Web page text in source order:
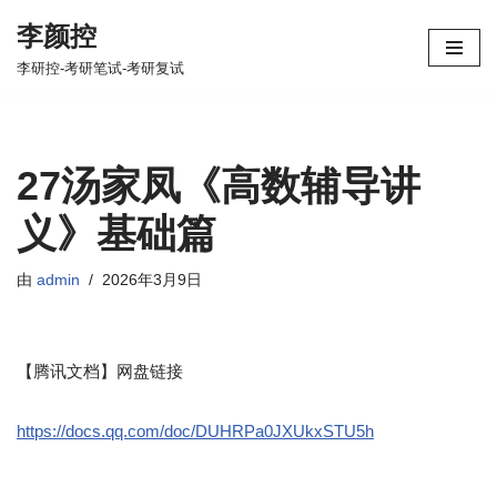
跳
李颜控
李研控-考研笔试-考研复试
27汤家凤《高数辅导讲
义》基础篇
由 admin 2026年3月9日
【腾讯文档】网盘链接
https://docs.qq.com/doc/DUHRPa0JXUkxSTU5h